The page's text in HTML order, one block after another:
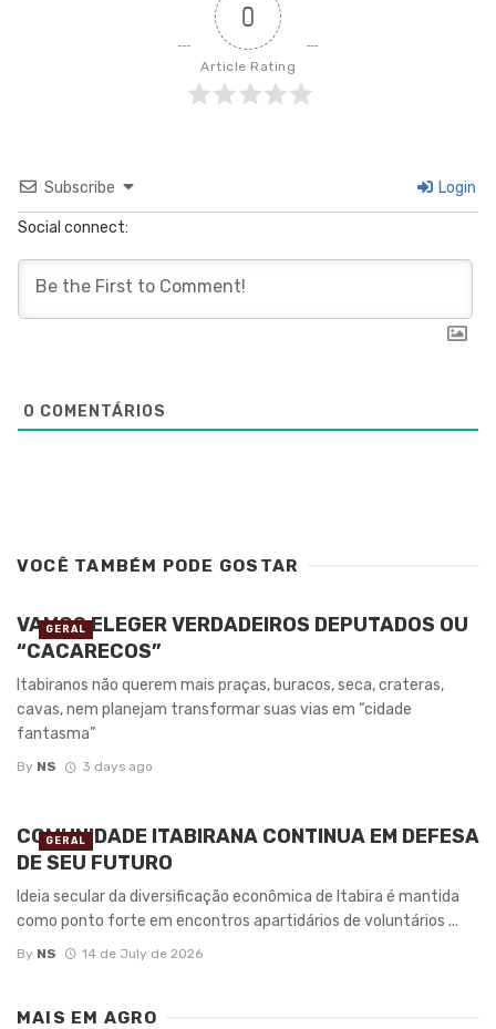
0
Article Rating
Subscribe Login
Social connect:
0 COMENTÁRIOS
VOCÊ TAMBÉM PODE GOSTAR
VAMOS ELEGER VERDADEIROS DEPUTADOS OU
“CACARECOS”
Itabiranos não querem mais praças, buracos, seca, crateras,
cavas, nem planejam transformar suas vias em “cidade
fantasma”
By NS 3 days ago
GERAL
COMUNIDADE ITABIRANA CONTINUA EM DEFESA
DE SEU FUTURO
Ideia secular da diversificação econômica de Itabira é mantida
como ponto forte em encontros apartidários de voluntários ...
By NS 14 de July de 2026
GERAL
MAIS EM AGRO